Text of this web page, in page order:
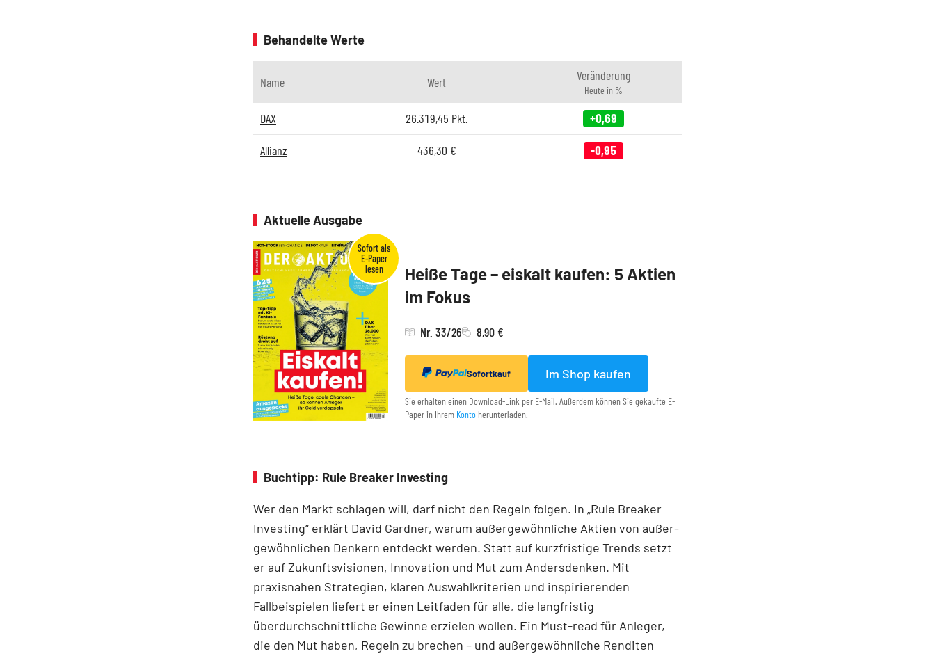
Behandelte Werte
Name Wert Veränderung
Heute in %
DAX 26.319,45 Pkt. +0,69
Allianz 436,30 € -0,95
Aktuelle Ausgabe
Heiße Tage – eiskalt kaufen: 5 Aktien
im Fokus
Nr. 33/26 8,90 €
Sofortkauf Im Shop kaufen
Sie erhalten einen Download-Link per E-Mail. Außerdem können Sie gekaufte E-
Paper in Ihrem Konto herunterladen.
Buchtipp: Rule Breaker Investing
Wer den Markt schlagen will, darf nicht den Regeln folgen. In „Rule Breaker
Investing“ erklärt David Gardner, warum außergewöhnliche Aktien von außer­
gewöhnlichen Denkern entdeckt werden. Statt auf kurzfristige Trends setzt
er auf Zukunftsvisionen, Innovation und Mut zum Andersdenken. Mit
praxisnahen Strategien, klaren Auswahlkriterien und inspirierenden
Fallbeispielen liefert er einen Leit­faden für alle, die langfristig
überdurchschnittliche Gewinne erzielen wollen. Ein Must-read für Anleger,
die den Mut haben, Regeln zu brechen – und außergewöhnliche Renditen